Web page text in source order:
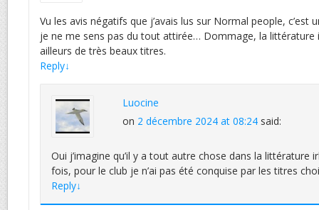
Vu les avis négatifs que j’avais lus sur Normal people, c’est
je ne me sens pas du tout attirée… Dommage, la littérature
ailleurs de très beaux titres.
Reply↓
Luocine
on 2 décembre 2024 at 08:24 said:
Oui j’imagine qu’il y a tout autre chose dans la littérature
fois, pour le club je n’ai pas été conquise par les titres
Reply↓